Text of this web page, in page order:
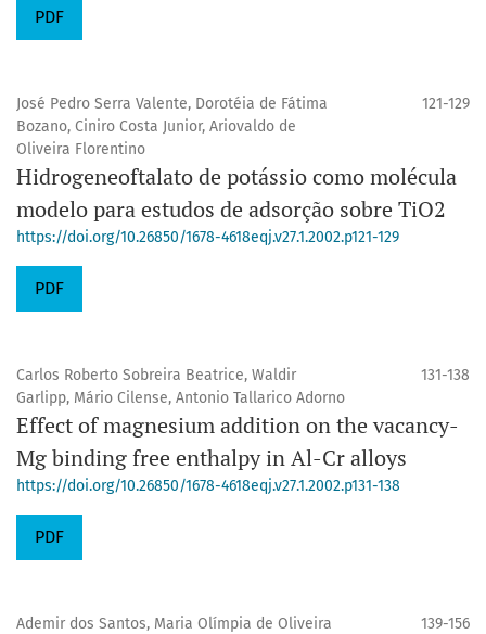
PDF
José Pedro Serra Valente, Dorotéia de Fátima
Bozano, Ciniro Costa Junior, Ariovaldo de
Oliveira Florentino
121-129
Hidrogeneoftalato de potássio como molécula
modelo para estudos de adsorção sobre TiO2
https://doi.org/10.26850/1678-4618eqj.v27.1.2002.p121-129
PDF
Carlos Roberto Sobreira Beatrice, Waldir
Garlipp, Mário Cilense, Antonio Tallarico Adorno
131-138
Effect of magnesium addition on the vacancy-
Mg binding free enthalpy in Al-Cr alloys
https://doi.org/10.26850/1678-4618eqj.v27.1.2002.p131-138
PDF
Ademir dos Santos, Maria Olímpia de Oliveira
139-156